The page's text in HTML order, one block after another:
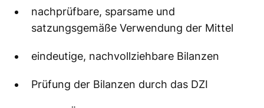
nachprüfbare, sparsame und
satzungsgemäße Verwendung der Mittel
eindeutige, nachvollziehbare Bilanzen
Prüfung der Bilanzen durch das DZI